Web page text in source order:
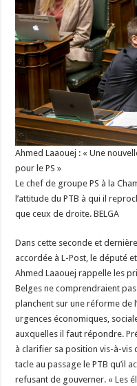
Ahmed Laaouej : « Une
pour le PS »
Le chef de groupe PS à la
l’attitude du PTB à qui il
que ceux de droite. BELGA
Dans cette seconde et
accordée à L-Post, le député
Ahmed Laaouej rappelle les
Belges ne comprendraient
planchent sur une réforme de
urgences économiques,
auxquelles il faut répondre.
à clarifier sa position vis-à-vis
tacle au passage le PTB qu’il
refusant de gouverner. « Les